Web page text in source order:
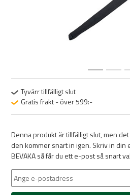
Tyvärr tillfälligt slut
Gratis frakt - över 599:-
Denna produkt är tillfälligt slut, men
den kommer snart in igen. Skriv in
BEVAKA så får du ett e-post så snart